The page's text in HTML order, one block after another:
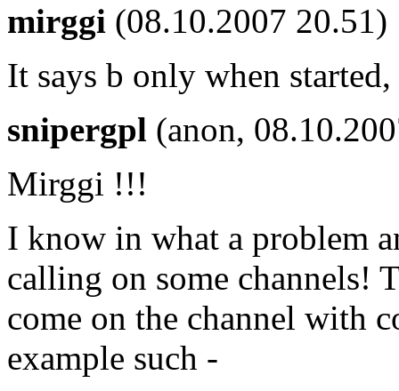
mirggi (08.10.2007 20.51)
It says b only when
snipergpl (anon,
Mirggi !!!
I know in what a problem
calling on some channels!
come on the channel with
example such -